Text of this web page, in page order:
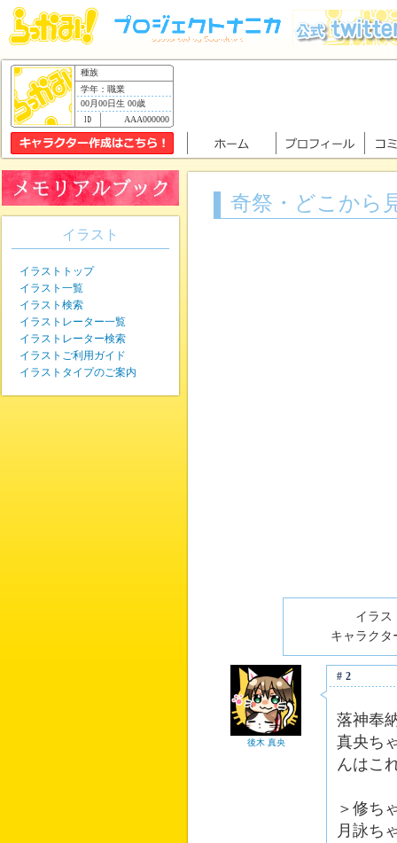
種族
学年：職業
00月00日生 00歳
AAA000000
奇祭・どこから
イラス
キャラクタ
後木 真央
#2
落神奉
真央ち
んはこ
＞修ち
月詠ち
イラスト
イラストトップ
イラスト一覧
イラスト検索
イラストレーター一覧
イラストレーター検索
イラストご利用ガイド
イラストタイプのご案内